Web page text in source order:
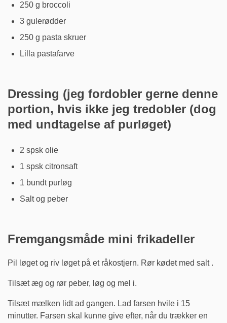
250 g broccoli
3 gulerødder
250 g pasta skruer
Lilla pastafarve
Dressing (jeg fordobler gerne denne
portion, hvis ikke jeg tredobler (dog
med undtagelse af purløget)
2 spsk olie
1 spsk citronsaft
1 bundt purløg
Salt og peber
Fremgangsmåde mini frikadeller
Pil løget og riv løget på et råkostjern. Rør kødet med salt .
Tilsæt æg og rør peber, løg og mel i.
Tilsæt mælken lidt ad gangen. Lad farsen hvile i 15
minutter. Farsen skal kunne give efter, når du trækker en